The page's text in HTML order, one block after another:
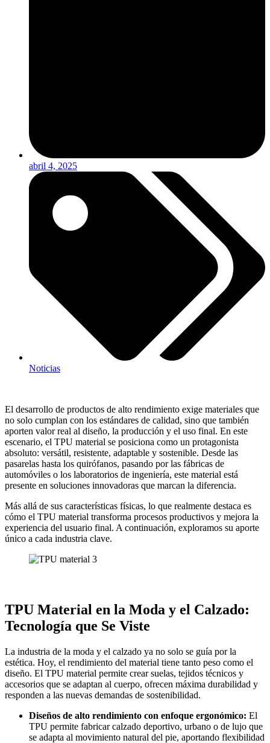
abril 4, 2025
Noticias
El desarrollo de productos de alto rendimiento exige materiales que
no solo cumplan con los estándares de calidad, sino que también
aporten valor real al diseño, la producción y el uso final. En este
escenario, el TPU material se posiciona como un protagonista
absoluto: versátil, resistente, adaptable y sostenible. Desde las
pasarelas hasta los quirófanos, pasando por las fábricas de
automóviles o los laboratorios de ingeniería, este material está
presente en soluciones innovadoras que marcan la diferencia.
Más allá de sus características físicas, lo que realmente destaca es
cómo el TPU material transforma procesos productivos y mejora la
experiencia del usuario final. A continuación, exploramos su aporte
único a cada industria clave.
TPU Material en la Moda y el Calzado:
Tecnología que Se Viste
La industria de la moda y el calzado ya no solo se guía por la
estética. Hoy, el rendimiento del material tiene tanto peso como el
diseño. El TPU material permite crear suelas, tejidos técnicos y
accesorios que se adaptan al cuerpo, ofrecen máxima durabilidad y
responden a las nuevas demandas de sostenibilidad.
Diseños de alto rendimiento con enfoque ergonómico: El
TPU permite fabricar calzado deportivo, urbano o de lujo que
se adapta al movimiento natural del pie, aportando flexibilidad